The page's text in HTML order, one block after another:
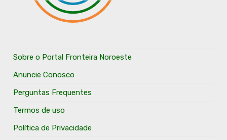
Sobre o Portal Fronteira Noroeste
Anuncie Conosco
Perguntas Frequentes
Termos de uso
Política de Privacidade